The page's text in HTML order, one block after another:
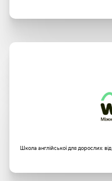
Школа англійської для дорослих: